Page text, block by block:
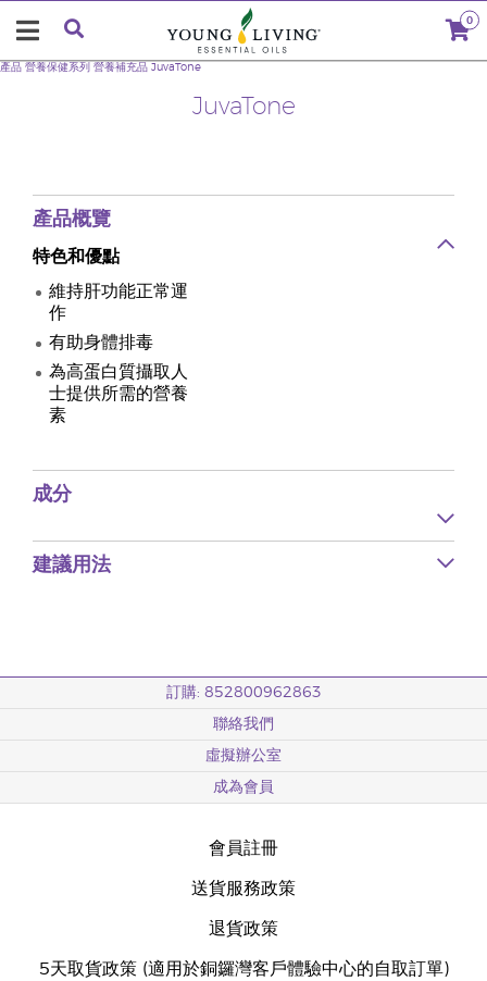
0
JuvaTone
產品 營養保健系列 營養補充品 JuvaTone
產品概覽
特色和優點
維持肝功能正常運
作
有助身體排毒
為高蛋白質攝取人
士提供所需的營養
素
成分
建議用法
訂購: 852800962863
聯絡我們
虛擬辦公室
成為會員
會員註冊
送貨服務政策
退貨政策
5天取貨政策 (適用於銅鑼灣客戶體驗中心的自取訂單)